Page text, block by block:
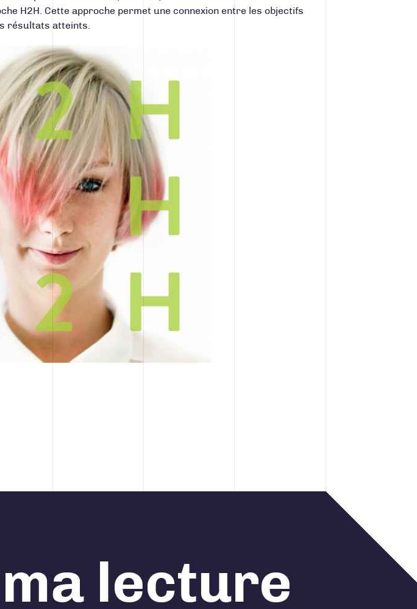
H2H
. Cette approche permet une connexion entre les objectifs
résultats atteints.
lecture